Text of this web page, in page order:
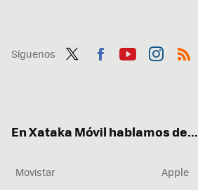
Síguenos
En Xataka Móvil hablamos de...
Movistar
Apple